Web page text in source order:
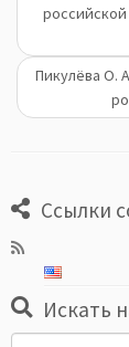
Пикулёва О.
Ссылки
Искать